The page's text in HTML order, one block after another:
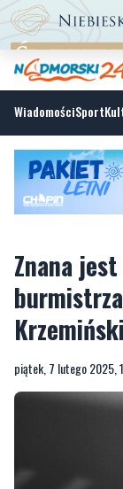
WiadomościSport
Znana
piątek, 7 lutego 2025,